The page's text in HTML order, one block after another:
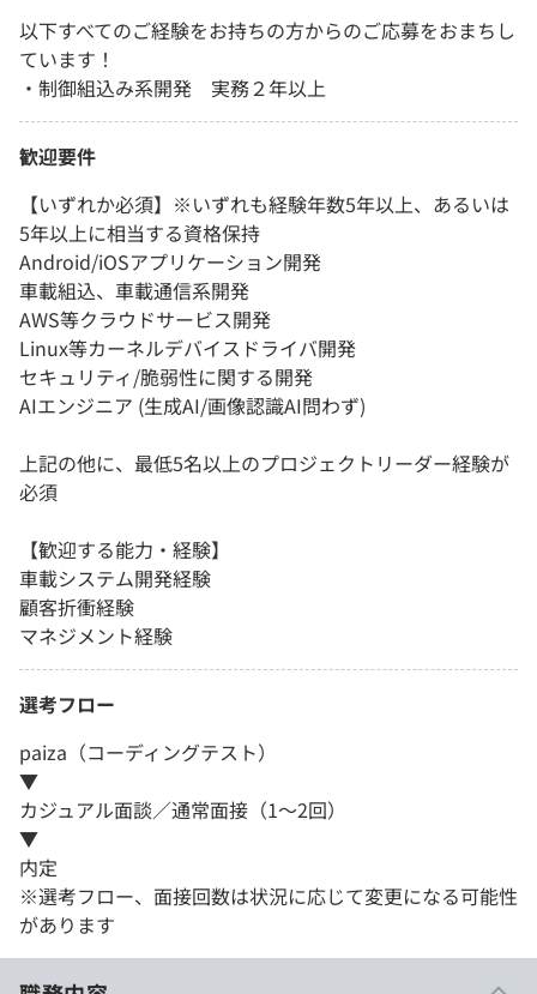
以下すべてのご経験をお持ちの方からのご応募をおまちし
ています！
・制御組込み系開発 実務２年以上
歓迎要件
【いずれか必須】※いずれも経験年数5年以上、あるいは
5年以上に相当する資格保持
Android/iOSアプリケーション開発
車載組込、車載通信系開発
AWS等クラウドサービス開発
Linux等カーネルデバイスドライバ開発
セキュリティ/脆弱性に関する開発
AIエンジニア (生成AI/画像認識AI問わず)
上記の他に、最低5名以上のプロジェクトリーダー経験が
必須
【歓迎する能力・経験】
車載システム開発経験
顧客折衝経験
マネジメント経験
選考フロー
paiza（コーディングテスト）
▼
カジュアル面談／通常面接（1～2回）
▼
内定
※選考フロー、面接回数は状況に応じて変更になる可能性
があります